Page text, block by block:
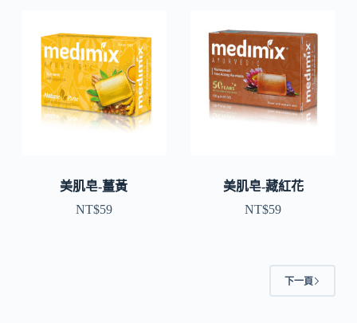
美肌皂-薑黃
NT$59
美肌皂-藏紅花
NT$59
下一頁